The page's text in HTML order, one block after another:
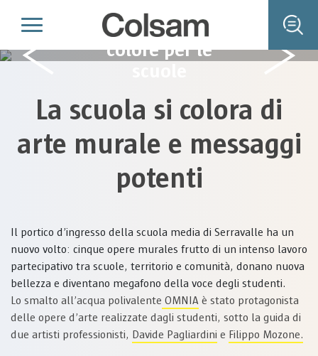
Arte murale e
colore per le
La scuola si colora di
arte murale e messaggi
potenti
Il portico d’ingresso della scuola media di Serravalle ha un
nuovo volto: cinque opere murales frutto di un intenso lavoro
partecipativo tra scuole, territorio e comunità, donano nuova
bellezza e diventano megafono della voce degli studenti.
Lo smalto all’acqua polivalente OMNIA è stato protagonista
delle opere d’arte realizzate dagli studenti, sotto la guida di
due artisti professionisti, Davide Pagliardini e Filippo Mozone.